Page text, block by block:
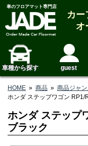
車のフロアマット専門店
カー
オ
車種から探す guest
HOME » 商品 » 商品ジャ
ホンダ ステップワゴン RP1/
ホンダ ステップ
ブラック